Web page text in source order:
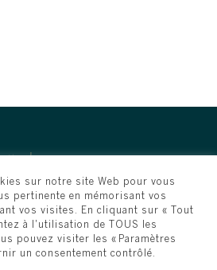
sur notre site Web pour vous
pertinente en mémorisant vos
vos visites. En cliquant sur « Tout
à l'utilisation de TOUS les
pouvez visiter les « Paramètres
un consentement contrôlé.